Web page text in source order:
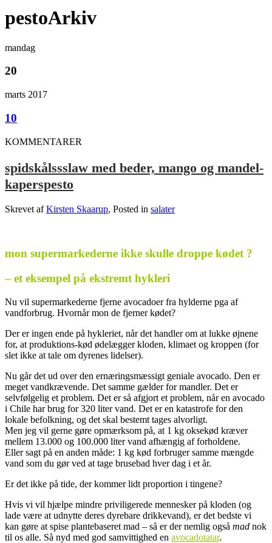
pestoArkiv
mandag
20
marts 2017
10
KOMMENTARER
spidskålssslaw med beder, mango og mandel-
kaperspesto
Skrevet afKirsten Skaarup, Posted in salater
mon supermarkederne ikke skulle droppe kødet ?
– et eksempel på ekstremt hykleri
Nu vil supermarkederne fjerne avocadoer fra hylderne pga af
vandforbrug. Hvornår mon de fjerner kødet?
Der er ingen ende på hykleriet, når det handler om at lukke øjnene
for, at produktions-kød ødelægger kloden, klimaet og kroppen (for
slet ikke at tale om dyrenes lidelser).
Nu går det ud over den ernæringsmæssigt geniale avocado. Den er
meget vandkrævende. Det samme gælder for mandler. Det er
selvfølgelig et problem. Det er så afgjort et problem, når en avocado
i Chile har brug for 320 liter vand. Det er en katastrofe for den
lokale befolkning, og det skal bestemt tages alvorligt.
Men jeg vil gerne gøre opmærksom på, at 1 kg oksekød kræver
mellem 13.000 og 100.000 liter vand afhængig af forholdene.
Eller sagt på en anden måde: 1 kg kød forbruger samme mængde
vand som du gør ved at tage brusebad hver dag i et år.
Er det ikke på tide, der kommer lidt proportion i tingene?
Hvis vi vil hjælpe mindre priviligerede mennesker på kloden (og
lade være at udnytte deres dyrebare drikkevand), er det bedste vi
kan gøre at spise plantebaseret mad – så er der nemlig også mad nok
til os alle. Så nyd med god samvittighed en avocadotatar.